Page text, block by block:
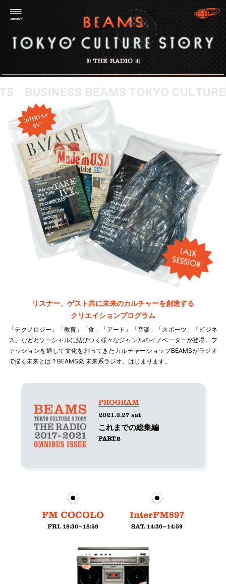
リスナー、ゲスト共に未来のカルチャーを創造する
クリエイションプログラム
「テクノロジー」「教育」「食」「アート」「音楽」「スポーツ」「ビジネ
ス」などと ソーシャルに結びつく様々なジャンルのイノベーターが登場。 フ
ァッションを通して文化を創ってきたカルチャーショップBEAMSがラジオ
で描く未来とは？ BEAMS発 未来系ラジオ、はじまります。
PROGRAM
2021.3.27 sat
これまでの総集編
PART.2
FM COCOLO
FRI. 18:30~18:59
InterFM897
SAT. 14:30~14:59